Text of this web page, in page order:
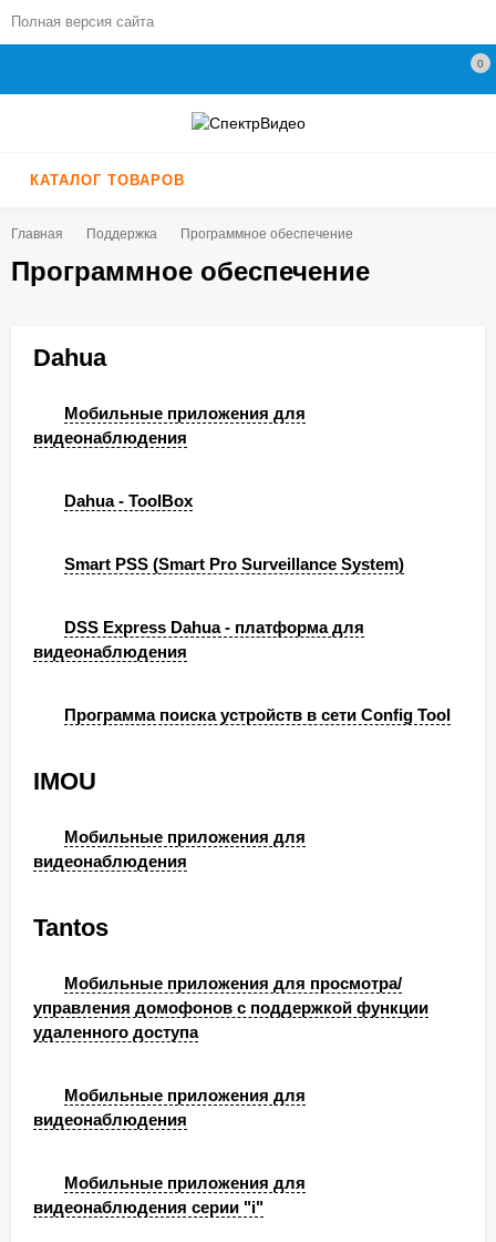
Полная версия сайта
0
КАТАЛОГ ТОВАРОВ
Главная Поддержка Программное обеспечение
Программное обеспечение
Dahua
Мобильные приложения для
видеонаблюдения
Dahua - ToolBox
Smart PSS (Smart Pro Surveillance System)
DSS Express Dahua - платформа для
видеонаблюдения
Программа поиска устройств в сети Config Tool
IMOU
Мобильные приложения для
видеонаблюдения
Tantos
Мобильные приложения для просмотра/
управления домофонов с поддержкой функции
удаленного доступа
Мобильные приложения для
видеонаблюдения
Мобильные приложения для
видеонаблюдения серии "i"